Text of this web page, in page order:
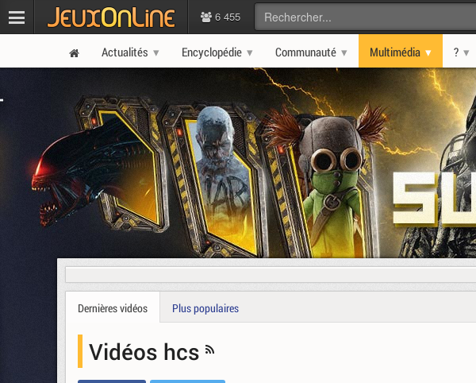
6 455
Actualités Encyclopédie Communauté Multimédia ?
Dernières vidéos Plus populaires
Vidéos hcs